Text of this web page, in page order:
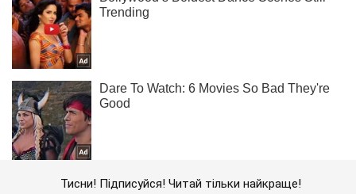
Тисни! Підписуйся! Читай тільки найкраще!